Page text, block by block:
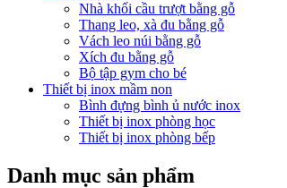
Nhà khối cầu trượt bằng gỗ
Thang leo, xà đu bằng gỗ
Vách leo núi bằng gỗ
Xích đu bằng gỗ
Bộ tập gym cho bé
Thiết bị inox mầm non
Bình đựng bình ủ nước inox
Thiết bị inox phòng học
Thiết bị inox phòng bếp
Danh mục sản phẩm